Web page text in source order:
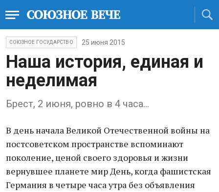
СОЮЗНОЕ ГОСУДАРСТВО 25 июня 2015
Наша история, единая и
неделимая
Брест, 2 июня, ровно в 4 часа…
В день начала Великой Отечественной войны на
постсоветском пространстве вспоминают
поколение, ценой своего здоровья и жизни
вернувшее планете мир День, когда фашистская
Германия в четыре часа утра без объявления